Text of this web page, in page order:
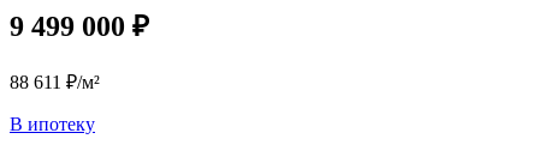
9 499 000 ₽
88 611 ₽/м²
В ипотеку